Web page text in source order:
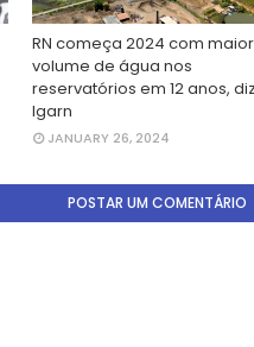
RN começa 2024 com maior
volume de água nos
reservatórios em 12 anos, diz
Igarn
JANUARY 26, 2024
POSTAR UM COMENTÁRIO